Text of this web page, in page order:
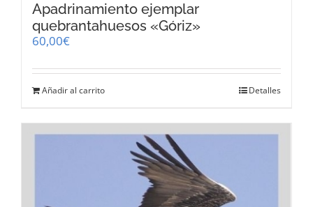
Apadrinamiento ejemplar
quebrantahuesos «Góriz»
60,00€
Añadir al carrito Detalles